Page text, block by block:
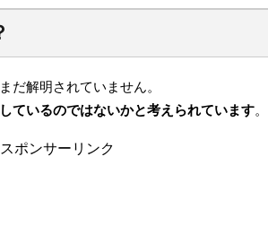
だ解明されていません。
ているのではないかと考えられています。
スポンサーリンク